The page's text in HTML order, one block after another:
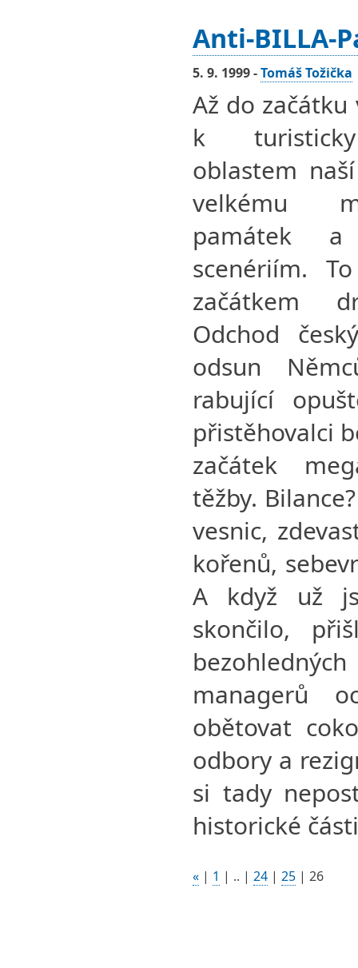
Anti-BILLA-
5. 9. 1999 -Tomáš Tožička
Až do
k turisticky
oblastem
velkému
památek a
scenériím.
začátkem
Odchod
odsun
rabující
přistěhovalci
začátek
těžby.
vesnic,
kořenů,
A když už
skončilo,
managerů
obětovat
odbory a
si tady
historické
« | 1 | .. | 24 | 25 | 26